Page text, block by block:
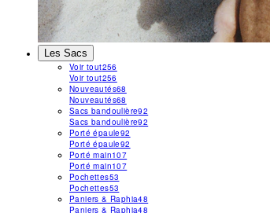
Les Sacs
Voir tout256
Voir tout256
Nouveautés68
Nouveautés68
Sacs bandoulière92
Sacs bandoulière92
Porté épaule92
Porté épaule92
Porté main107
Porté main107
Pochettes53
Pochettes53
Paniers & Raphia48
Paniers & Raphia48